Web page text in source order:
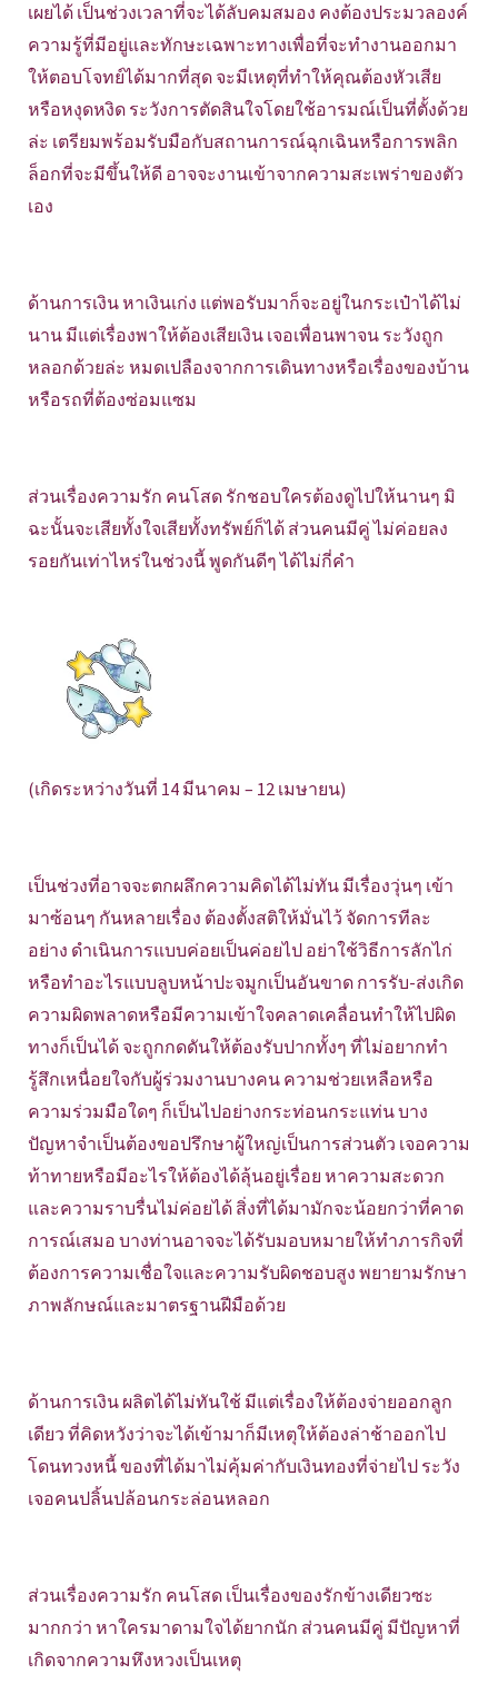
เผยได้ เป็นช่วงเวลาที่จะได้ลับคมสมอง คงต้องประมวลองค์
ความรู้ที่มีอยู่และทักษะเฉพาะทางเพื่อที่จะทำงานออกมา
ให้ตอบโจทย์ได้มากที่สุด จะมีเหตุที่ทำให้คุณต้องหัวเสีย
หรือหงุดหงิด ระวังการตัดสินใจโดยใช้อารมณ์เป็นที่ตั้งด้วย
ล่ะ เตรียมพร้อมรับมือกับสถานการณ์ฉุกเฉินหรือการพลิก
ล็อกที่จะมีขึ้นให้ดี อาจจะงานเข้าจากความสะเพร่าของตัว
เอง
ด้านการเงิน หาเงินเก่ง แต่พอรับมาก็จะอยู่ในกระเป๋าได้ไม่
นาน มีแต่เรื่องพาให้ต้องเสียเงิน เจอเพื่อนพาจน ระวังถูก
หลอกด้วยล่ะ หมดเปลืองจากการเดินทางหรือเรื่องของบ้าน
หรือรถที่ต้องซ่อมแซม
ส่วนเรื่องความรัก คนโสด รักชอบใครต้องดูไปให้นานๆ มิ
ฉะนั้นจะเสียทั้งใจเสียทั้งทรัพย์ก็ได้ ส่วนคนมีคู่ ไม่ค่อยลง
รอยกันเท่าไหร่ในช่วงนี้ พูดกันดีๆ ได้ไม่กี่คำ
(เกิดระหว่างวันที่ 14 มีนาคม – 12 เมษายน)
เป็นช่วงที่อาจจะตกผลึกความคิดได้ไม่ทัน มีเรื่องวุ่นๆ เข้า
มาซ้อนๆ กันหลายเรื่อง ต้องตั้งสติให้มั่นไว้ จัดการทีละ
อย่าง ดำเนินการแบบค่อยเป็นค่อยไป อย่าใช้วิธีการลักไก่
หรือทำอะไรแบบลูบหน้าปะจมูกเป็นอันขาด การรับ-ส่งเกิด
ความผิดพลาดหรือมีความเข้าใจคลาดเคลื่อนทำให้ไปผิด
ทางก็เป็นได้ จะถูกกดดันให้ต้องรับปากทั้งๆ ที่ไม่อยากทำ
รู้สึกเหนื่อยใจกับผู้ร่วมงานบางคน ความช่วยเหลือหรือ
ความร่วมมือใดๆ ก็เป็นไปอย่างกระท่อนกระแท่น บาง
ปัญหาจำเป็นต้องขอปรึกษาผู้ใหญ่เป็นการส่วนตัว เจอความ
ท้าทายหรือมีอะไรให้ต้องได้ลุ้นอยู่เรื่อย หาความสะดวก
และความราบรื่นไม่ค่อยได้ สิ่งที่ได้มามักจะน้อยกว่าที่คาด
การณ์เสมอ บางท่านอาจจะได้รับมอบหมายให้ทำภารกิจที่
ต้องการความเชื่อใจและความรับผิดชอบสูง พยายามรักษา
ภาพลักษณ์และมาตรฐานฝีมือด้วย
ด้านการเงิน ผลิตได้ไม่ทันใช้ มีแต่เรื่องให้ต้องจ่ายออกลูก
เดียว ที่คิดหวังว่าจะได้เข้ามาก็มีเหตุให้ต้องล่าช้าออกไป
โดนทวงหนี้ ของที่ได้มาไม่คุ้มค่ากับเงินทองที่จ่ายไป ระวัง
เจอคนปลิ้นปล้อนกระล่อนหลอก
ส่วนเรื่องความรัก คนโสด เป็นเรื่องของรักข้างเดียวซะ
มากกว่า หาใครมาดามใจได้ยากนัก ส่วนคนมีคู่ มีปัญหาที่
เกิดจากความหึงหวงเป็นเหตุ